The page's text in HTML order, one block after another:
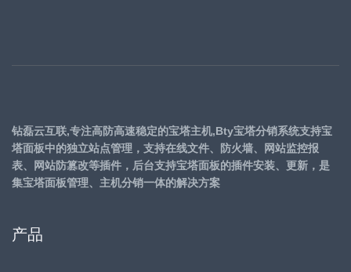
钻磊云互联,专注高防高速稳定的宝塔主机,Bty宝塔分销系统支持宝
塔面板中的独立站点管理，支持在线文件、防火墙、网站监控报
表、网站防篡改等插件，后台支持宝塔面板的插件安装、更新，是
集宝塔面板管理、主机分销一体的解决方案
产品